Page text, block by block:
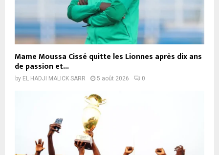
Mame Moussa Cissé quitte les Lionnes après dix ans
de passion et...
by EL HADJI MALICK SARR 5 août 2026 0